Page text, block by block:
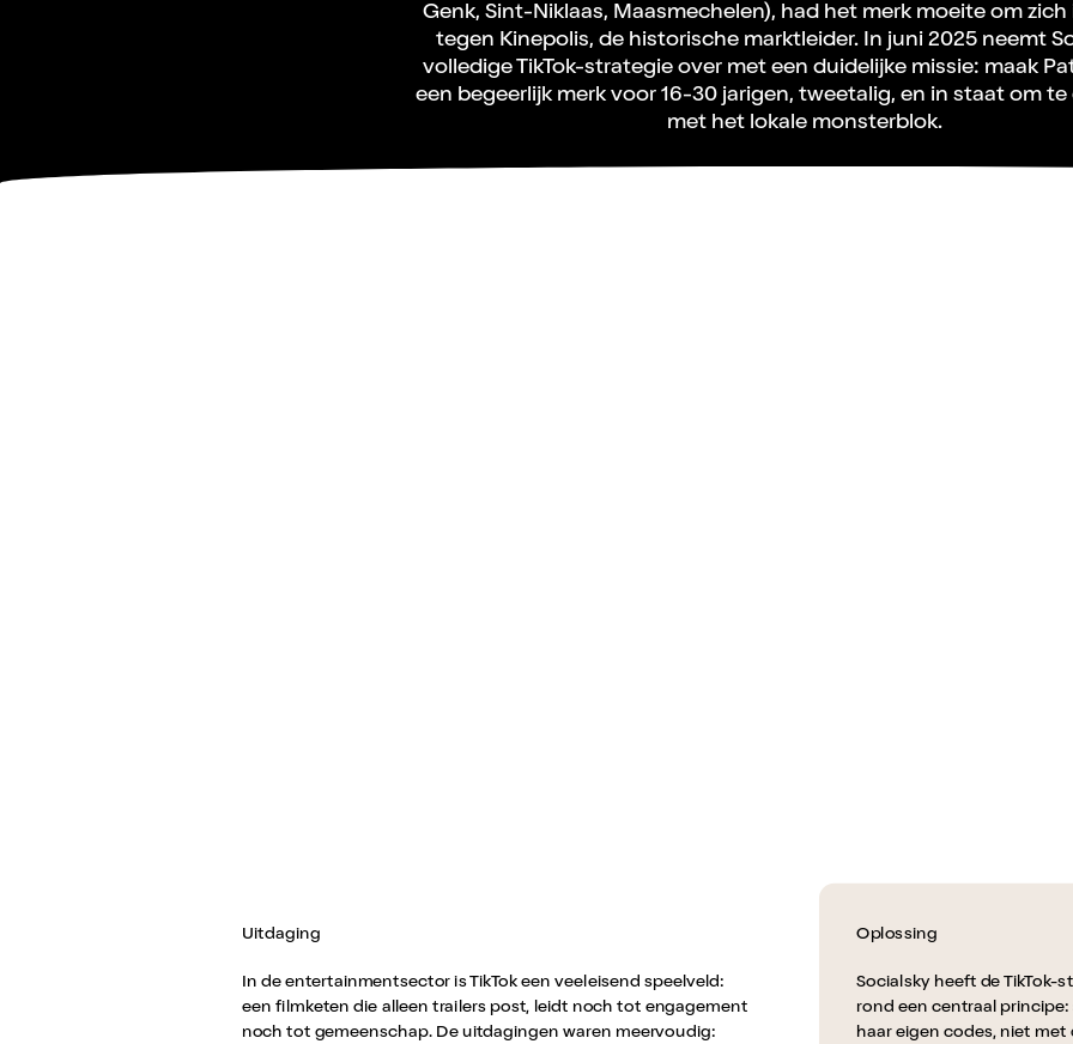
Genk, Sint-Niklaas, Maasmechelen), had het merk moeite om
tegen Kinepolis, de historische marktleider. In juni 2025 neemt
volledige TikTok-strategie over met een duidelijke missie: maak
een begeerlijk merk voor 16-30 jarigen, tweetalig, en in staat om
met het lokale monsterblok.
Uitdaging
In de entertainmentsector is TikTok een veeleisend speelveld:
een filmketen die alleen trailers post, leidt noch tot engagement
noch tot gemeenschap. De uitdagingen waren meervoudig:
Oplossing
Socialsky heeft de TikTok-
rond een centraal
haar eigen codes, niet